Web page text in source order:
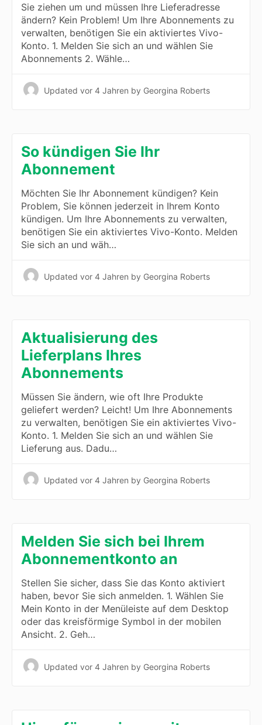
Sie ziehen um und müssen Ihre Lieferadresse
ändern? Kein Problem! Um Ihre Abonnements zu
verwalten, benötigen Sie ein aktiviertes Vivo-
Konto. 1. Melden Sie sich an und wählen Sie
Abonnements 2. Wähle…
Updated vor 4 Jahren by Georgina Roberts
So kündigen Sie Ihr
Abonnement
Möchten Sie Ihr Abonnement kündigen? Kein
Problem, Sie können jederzeit in Ihrem Konto
kündigen. Um Ihre Abonnements zu verwalten,
benötigen Sie ein aktiviertes Vivo-Konto. Melden
Sie sich an und wäh…
Updated vor 4 Jahren by Georgina Roberts
Aktualisierung des
Lieferplans Ihres
Abonnements
Müssen Sie ändern, wie oft Ihre Produkte
geliefert werden? Leicht! Um Ihre Abonnements
zu verwalten, benötigen Sie ein aktiviertes Vivo-
Konto. 1. Melden Sie sich an und wählen Sie
Lieferung aus. Dadu…
Updated vor 4 Jahren by Georgina Roberts
Melden Sie sich bei Ihrem
Abonnementkonto an
Stellen Sie sicher, dass Sie das Konto aktiviert
haben, bevor Sie sich anmelden. 1. Wählen Sie
Mein Konto in der Menüleiste auf dem Desktop
oder das kreisförmige Symbol in der mobilen
Ansicht. 2. Geh…
Updated vor 4 Jahren by Georgina Roberts